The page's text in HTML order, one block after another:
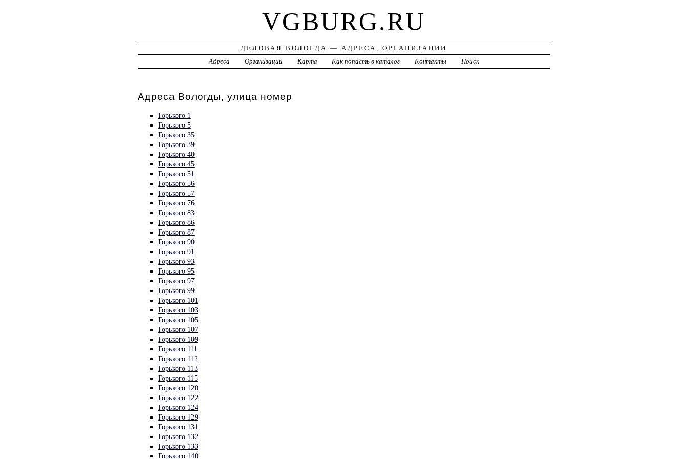
VGBURG.RU
ДЕЛОВАЯ ВОЛОГДА — АДРЕСА, ОРГАНИЗАЦИИ
Адреса
Организации Карта Как попасть в каталог Контакты Поиск
Адреса Вологды, улица номер
Горького 1
Горького 5
Горького 35
Горького 39
Горького 40
Горького 45
Горького 51
Горького 56
Горького 57
Горького 76
Горького 83
Горького 86
Горького 87
Горького 90
Горького 91
Горького 93
Горького 95
Горького 97
Горького 99
Горького 101
Горького 103
Горького 105
Горького 107
Горького 109
Горького 111
Горького 112
Горького 113
Горького 115
Горького 120
Горького 122
Горького 124
Горького 129
Горького 131
Горького 132
Горького 133
Горького 140